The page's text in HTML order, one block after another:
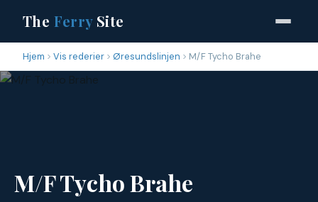
The FerrySite
Hjem Vis rederier Øresundslinjen M/F Tycho Brahe
M/F Tycho Brahe